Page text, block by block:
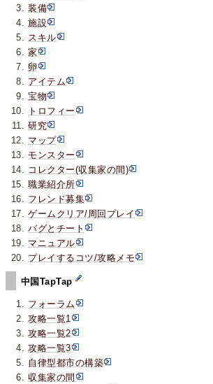
装備
施設
スキル
家
卵
アイテム
宝物
トロフィー
研究
マップ
モンスター
コレクター(収集家の間)
職業紹介所
フレンド募集
ゲームクリア/周回プレイ
バグとチート
マニュアル
プレイするコツ/攻略メモ
中国TapTap
フォーラム
攻略一覧1
攻略一覧2
攻略一覧3
自律型都市の構築
収集家の間